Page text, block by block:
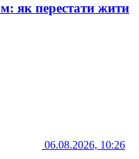
як перестати жити
06.08.2026, 10:26